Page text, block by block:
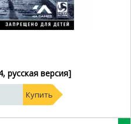
русская версия]
Купить